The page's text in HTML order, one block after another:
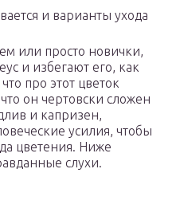
и варианты ухода
или просто новички,
и избегают его, как
про этот цветок
он чертовски сложен
и капризен,
усилия, чтобы
цветения. Ниже
слухи.